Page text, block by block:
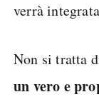
verrà
Non si tratta
un vero e